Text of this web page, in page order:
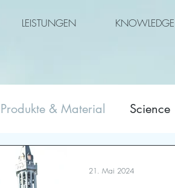
LEISTUNGEN
Produkte & Material Science
21. Mai 2024